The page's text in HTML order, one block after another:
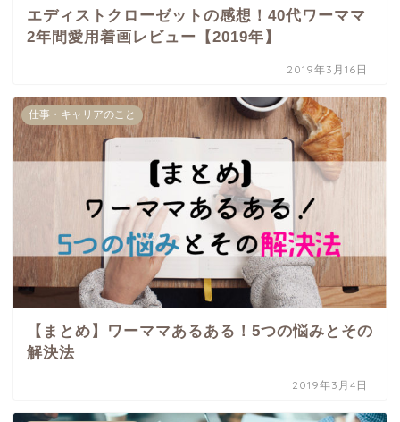
エディストクローゼットの感想！40代ワーママ
2年間愛用着画レビュー【2019年】
2019年3月16日
仕事・キャリアのこと
【まとめ】ワーママあるある！5つの悩みとその
解決法
2019年3月4日